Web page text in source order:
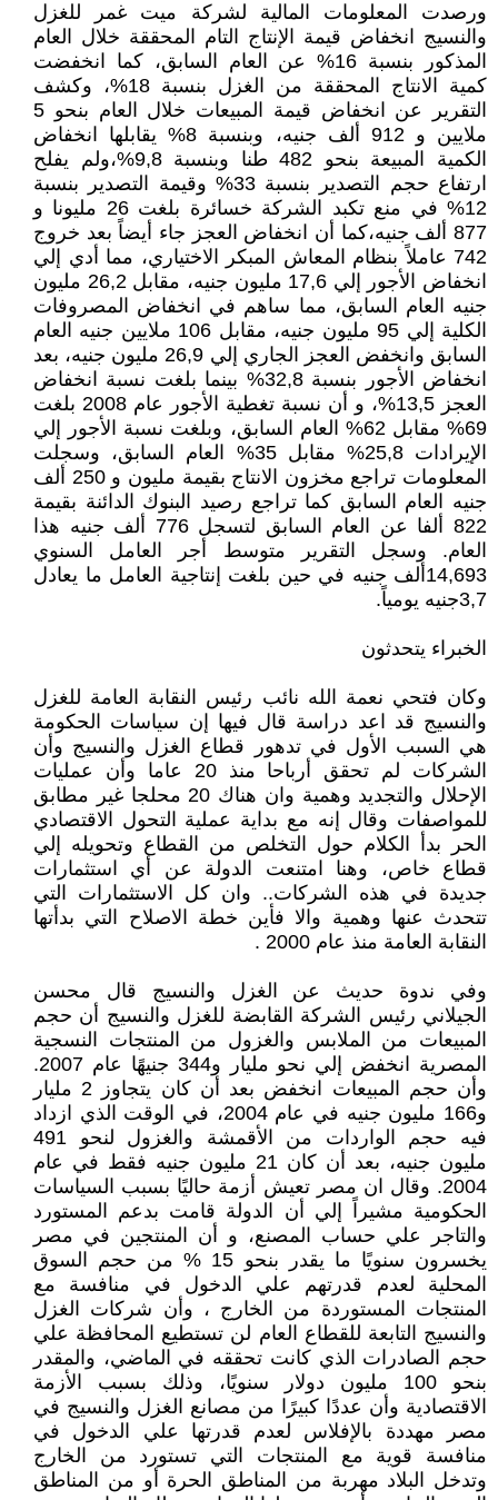
ورصدت المعلومات المالية لشركة ميت غمر للغزل
والنسيج انخفاض قيمة الإنتاج التام المحققة خلال العام
المذكور بنسبة 16% عن العام السابق، كما انخفضت
كمية الانتاج المحققة من الغزل بنسبة 18%، وكشف
التقرير عن انخفاض قيمة المبيعات خلال العام بنحو 5
ملايين و 912 ألف جنيه، وبنسبة 8% يقابلها انخفاض
الكمية المبيعة بنحو 482 طنا وبنسبة 9,8%،ولم يفلح
ارتفاع حجم التصدير بنسبة 33% وقيمة التصدير بنسبة
12% في منع تكبد الشركة خسائرة بلغت 26 مليونا و
877 ألف جنيه،كما أن انخفاض العجز جاء أيضاً بعد خروج
742 عاملاً بنظام المعاش المبكر الاختياري، مما أدي إلي
انخفاض الأجور إلي 17,6 مليون جنيه، مقابل 26,2 مليون
جنيه العام السابق، مما ساهم في انخفاض المصروفات
الكلية إلي 95 مليون جنيه، مقابل 106 ملايين جنيه العام
السابق وانخفض العجز الجاري إلي 26,9 مليون جنيه، بعد
انخفاض الأجور بنسبة 32,8% بينما بلغت نسبة انخفاض
العجز 13,5%، و أن نسبة تغطية الأجور عام 2008 بلغت
69% مقابل 62% العام السابق، وبلغت نسبة الأجور إلي
الإيرادات 25,8% مقابل 35% العام السابق، وسجلت
المعلومات تراجع مخزون الانتاج بقيمة مليون و 250 ألف
جنيه العام السابق كما تراجع رصيد البنوك الدائنة بقيمة
822 ألفا عن العام السابق لتسجل 776 ألف جنيه هذا
العام. وسجل التقرير متوسط أجر العامل السنوي
14,693ألف جنيه في حين بلغت إنتاجية العامل ما يعادل
3,7جنيه يومياً.
الخبراء يتحدثون
وكان فتحي نعمة الله نائب رئيس النقابة العامة للغزل
والنسيج قد اعد دراسة قال فيها إن سياسات الحكومة
هي السبب الأول في تدهور قطاع الغزل والنسيج وأن
الشركات لم تحقق أرباحا منذ 20 عاما وأن عمليات
الإحلال والتجديد وهمية وان هناك 20 محلجا غير مطابق
للمواصفات وقال إنه مع بداية عملية التحول الاقتصادي
الحر بدأ الكلام حول التخلص من القطاع وتحويله إلي
قطاع خاص، وهنا امتنعت الدولة عن أي استثمارات
جديدة في هذه الشركات.. وان كل الاستثمارات التي
تتحدث عنها وهمية والا فأين خطة الاصلاح التي بدأتها
النقابة العامة منذ عام 2000 .
وفي ندوة حديث عن الغزل والنسيج قال محسن
الجيلاني رئيس الشركة القابضة للغزل والنسيج أن حجم
المبيعات من الملابس والغزول من المنتجات النسجية
المصرية انخفض إلي نحو مليار و344 جنيهًا عام 2007.
وأن حجم المبيعات انخفض بعد أن كان يتجاوز 2 مليار
و166 مليون جنيه في عام 2004، في الوقت الذي ازداد
فيه حجم الواردات من الأقمشة والغزول لنحو 491
مليون جنيه، بعد أن كان 21 مليون جنيه فقط في عام
2004. وقال ان مصر تعيش أزمة حاليًا بسبب السياسات
الحكومية مشيراً إلي أن الدولة قامت بدعم المستورد
والتاجر علي حساب المصنع، و أن المنتجين في مصر
يخسرون سنويًا ما يقدر بنحو 15 % من حجم السوق
المحلية لعدم قدرتهم علي الدخول في منافسة مع
المنتجات المستوردة من الخارج ، وأن شركات الغزل
والنسيج التابعة للقطاع العام لن تستطيع المحافظة علي
حجم الصادرات الذي كانت تحققه في الماضي، والمقدر
بنحو 100 مليون دولار سنويًا، وذلك بسبب الأزمة
الاقتصادية وأن عددًا كبيرًا من مصانع الغزل والنسيج في
مصر مهددة بالإفلاس لعدم قدرتها علي الدخول في
منافسة قوية مع المنتجات التي تستورد من الخارج
وتدخل البلاد مهربة من المناطق الحرة أو من المناطق